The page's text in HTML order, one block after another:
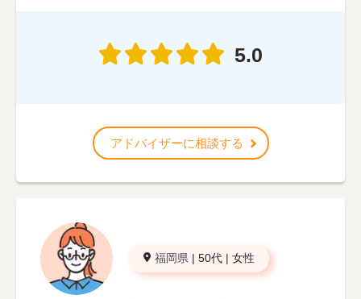
5.0
アドバイザーに相談する
福岡県 | 50代 | 女性